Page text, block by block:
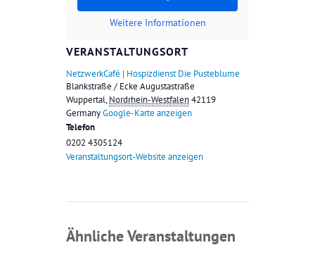
VERANSTALTUNGSORT
NetzwerkCafé | Hospizdienst Die Pusteblume
Blankstraße / Ecke Augustastraße
Wuppertal, Nordrhein-Westfalen42119
GermanyGoogle-Karte anzeigen
Telefon
0202 4305124
Veranstaltungsort-Website anzeigen
Weitere Informationen
Ähnliche Veranstaltungen